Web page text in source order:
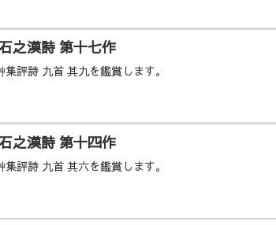
之漢詩 第十七作
評詩 九首 其九を鑑賞します。
之漢詩 第十四作
評詩 九首 其六を鑑賞します。